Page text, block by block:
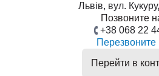
Львів, вул.
Позвоните
+38 068 22
Перезвоните
Перейти в